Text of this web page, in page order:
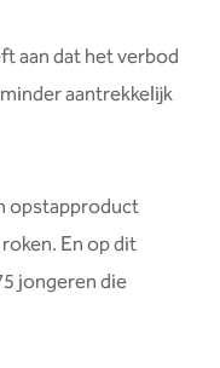
aan dat het verbod
aantrekkelijk
opstapproduct
En op dit
jongeren die